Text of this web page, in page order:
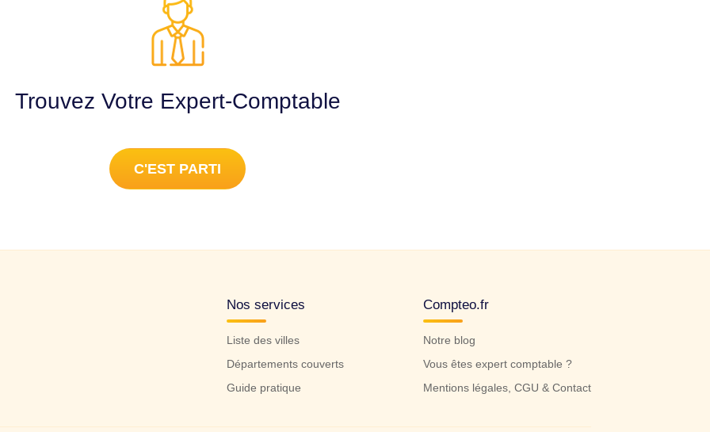
Trouvez Votre Expert-Comptable
C'EST PARTI
Nos services
Liste des villes
Départements couverts
Guide pratique
Compteo.fr
Notre blog
Vous êtes expert comptable ?
Mentions légales, CGU & Contact